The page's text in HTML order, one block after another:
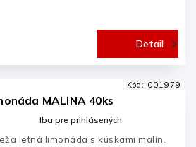
Detail
MALINA 40ks
Iba pre prihlásených
letná limonáda s kúskami malín.
Kód: 001979